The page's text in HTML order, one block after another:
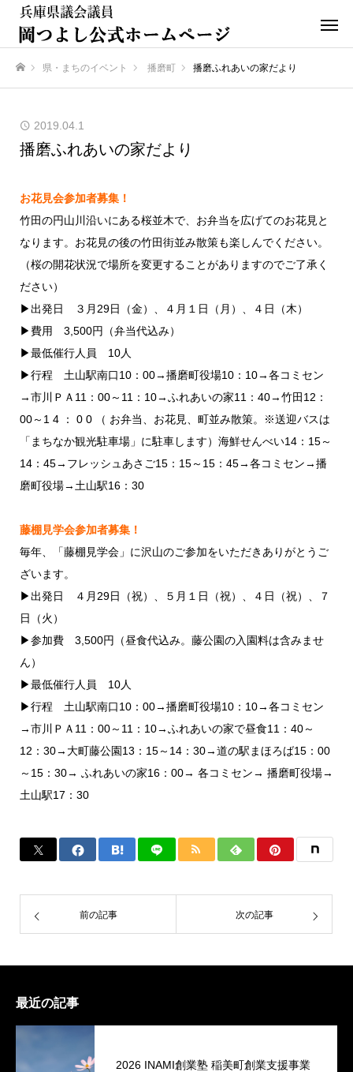
県・まちのイベント 播磨町 播磨ふれあいの家だより
2019.04.1
播磨ふれあいの家だより
お花見会参加者募集！
竹田の円山川沿いにある桜並木で、お弁当を広げてのお花見と
なります。お花見の後の竹田街並み散策も楽しんでください。
（桜の開花状況で場所を変更することがありますのでご了承く
ださい）
▶出発日 ３月29日（金）、４月１日（月）、４日（木）
▶費用 3,500円（弁当代込み）
▶最低催行人員 10人
▶行程 土山駅南口10：00→播磨町役場10：10→各コミセン
→市川ＰＡ11：00～11：10→ふれあいの家11：40→竹田12：
00～1 4 ： 0 0 （ お弁当、お花見、町並み散策。※送迎バスは
「まちなか観光駐車場」に駐車します）海鮮せんべい14：15～
14：45→フレッシュあさご15：15～15：45→各コミセン→播
磨町役場→土山駅16：30
藤棚見学会参加者募集！
毎年、「藤棚見学会」に沢山のご参加をいただきありがとうご
ざいます。
▶出発日 ４月29日（祝）、５月１日（祝）、４日（祝）、７
日（火）
▶参加費 3,500円（昼食代込み。藤公園の入園料は含みませ
ん）
▶最低催行人員 10人
▶行程 土山駅南口10：00→播磨町役場10：10→各コミセン
→市川ＰＡ11：00～11：10→ふれあいの家で昼食11：40～
12：30→大町藤公園13：15～14：30→道の駅まほろば15：00
～15：30→ ふれあいの家16：00→ 各コミセン→ 播磨町役場→
土山駅17：30
前の記事 次の記事
最近の記事
2026 INAMI創業塾 稲美町創業支援事業